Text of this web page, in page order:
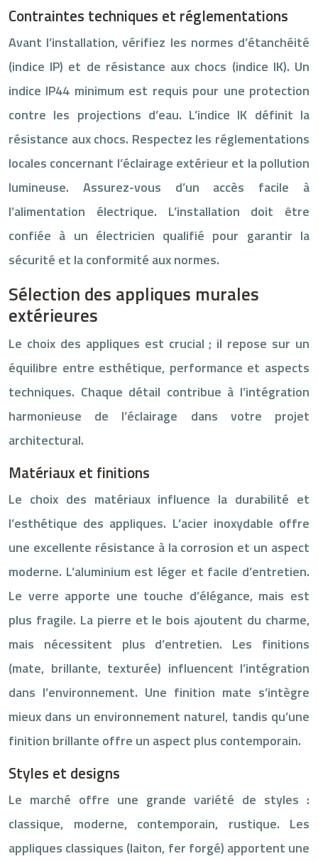
Contraintes techniques et réglementations
Avant l’installation, vérifiez les normes d’étanchéité
(indice IP) et de résistance aux chocs (indice IK). Un
indice IP44 minimum est requis pour une protection
contre les projections d’eau. L’indice IK définit la
résistance aux chocs. Respectez les réglementations
locales concernant l’éclairage extérieur et la pollution
lumineuse. Assurez-vous d’un accès facile à
l’alimentation électrique. L’installation doit être
confiée à un électricien qualifié pour garantir la
sécurité et la conformité aux normes.
Sélection des appliques murales
extérieures
Le choix des appliques est crucial ; il repose sur un
équilibre entre esthétique, performance et aspects
techniques. Chaque détail contribue à l’intégration
harmonieuse de l’éclairage dans votre projet
architectural.
Matériaux et finitions
Le choix des matériaux influence la durabilité et
l’esthétique des appliques. L’acier inoxydable offre
une excellente résistance à la corrosion et un aspect
moderne. L’aluminium est léger et facile d’entretien.
Le verre apporte une touche d’élégance, mais est
plus fragile. La pierre et le bois ajoutent du charme,
mais nécessitent plus d’entretien. Les finitions
(mate, brillante, texturée) influencent l’intégration
dans l’environnement. Une finition mate s’intègre
mieux dans un environnement naturel, tandis qu’une
finition brillante offre un aspect plus contemporain.
Styles et designs
Le marché offre une grande variété de styles :
classique, moderne, contemporain, rustique. Les
appliques classiques (laiton, fer forgé) apportent une